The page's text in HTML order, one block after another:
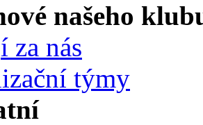
našeho
za nás
týmy